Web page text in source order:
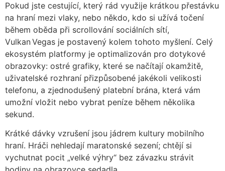
Pokud jste cestující, který rád využije krátkou přestávku
na hraní mezi vlaky, nebo někdo, kdo si užívá točení
během oběda při scrollování sociálních sítí,
Vulkan Vegas je postavený kolem tohoto myšlení. Celý
ekosystém platformy je optimalizován pro dotykové
obrazovky: ostré grafiky, které se načítají okamžitě,
uživatelské rozhraní přizpůsobené jakékoli velikosti
telefonu, a zjednodušený platební brána, která vám
umožní vložit nebo vybrat peníze během několika
sekund.
Krátké dávky vzrušení jsou jádrem kultury mobilního
hraní. Hráči nehledají maratonské sezení; chtějí si
vychutnat pocit „velké výhry“ bez závazku strávit